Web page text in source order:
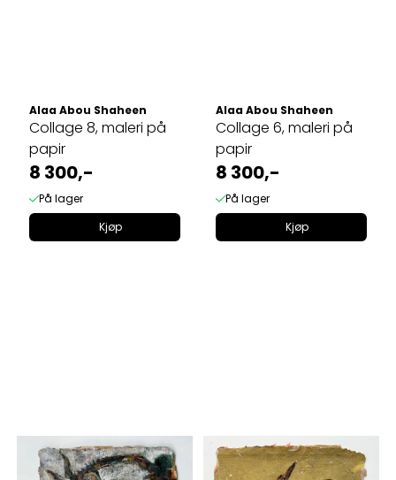
Alaa Abou Shaheen
Collage 8, maleri på
papir
8 300,-
På lager
Kjøp
Alaa Abou Shaheen
Collage 6, maleri på
papir
8 300,-
På lager
Kjøp